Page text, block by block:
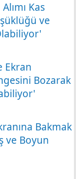
Kas
ve
Ekran
Bozarak
Bakmak
ve Boyun